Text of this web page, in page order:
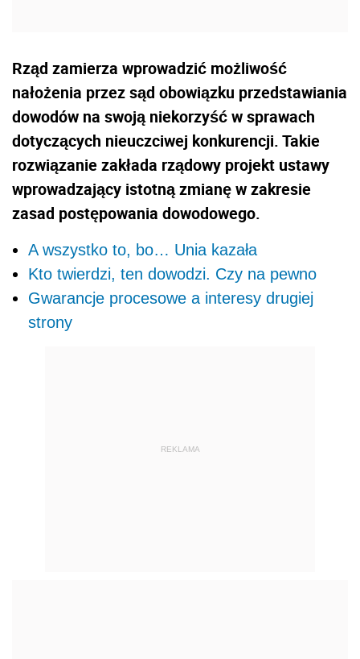
Rząd zamierza wprowadzić możliwość
nałożenia przez sąd obowiązku przedstawiania
dowodów na swoją niekorzyść w sprawach
dotyczących nieuczciwej konkurencji. Takie
rozwiązanie zakłada rządowy projekt ustawy
wprowadzający istotną zmianę w zakresie
zasad postępowania dowodowego.
A wszystko to, bo… Unia kazała
Kto twierdzi, ten dowodzi. Czy na pewno
Gwarancje procesowe a interesy drugiej
strony
REKLAMA